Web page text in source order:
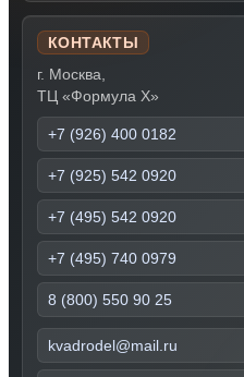
КОНТАКТЫ
г. Москва,
ТЦ «Формула Х»
+7 (926) 400 0182
+7 (925) 542 0920
+7 (495) 542 0920
+7 (495) 740 0979
8 (800) 550 90 25
kvadrodel@mail.ru